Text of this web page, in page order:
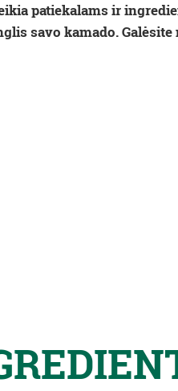
patiekalams ir
savo kamado. Galėsite